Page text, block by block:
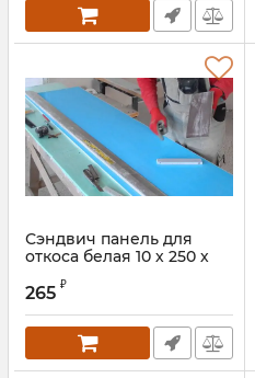
Сэндвич панель для
откоса белая 10 х 250 х
265 ₽